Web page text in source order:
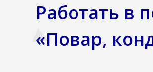
Работать в
«Повар,